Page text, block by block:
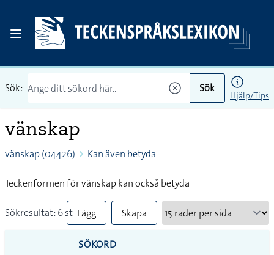
Sök: Sök
Hjälp/Tips
vänskap
vänskap (04426) Kan även betyda
Teckenformen för vänskap kan också betyda
Sökresultat: 6 st Lägg
till
Skapa
SÖKORD